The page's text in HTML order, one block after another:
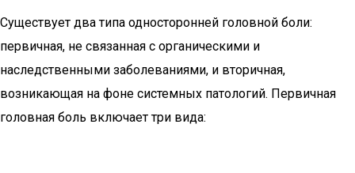
Существует два типа односторонней головной боли:
первичная, не связанная с органическими и
наследственными заболеваниями, и вторичная,
возникающая на фоне системных патологий. Первичная
головная боль включает три вида: